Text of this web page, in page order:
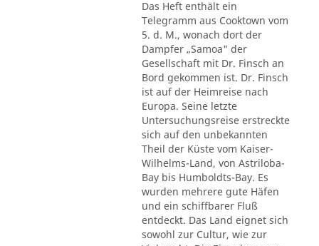
Das Heft enthält ein
Telegramm aus Cooktown vom
5. d. M., wonach dort der
Dampfer „Samoa" der
Gesellschaft mit Dr. Finsch an
Bord gekommen ist. Dr. Finsch
ist auf der Heimreise nach
Europa. Seine letzte
Untersuchungsreise erstreckte
sich auf den unbekannten
Theil der Küste vom Kaiser-
Wilhelms-Land, von Astriloba-
Bay bis Humboldts-Bay. Es
wurden mehrere gute Häfen
und ein schiffbarer Fluß
entdeckt. Das Land eignet sich
sowohl zur Cultur, wie zur